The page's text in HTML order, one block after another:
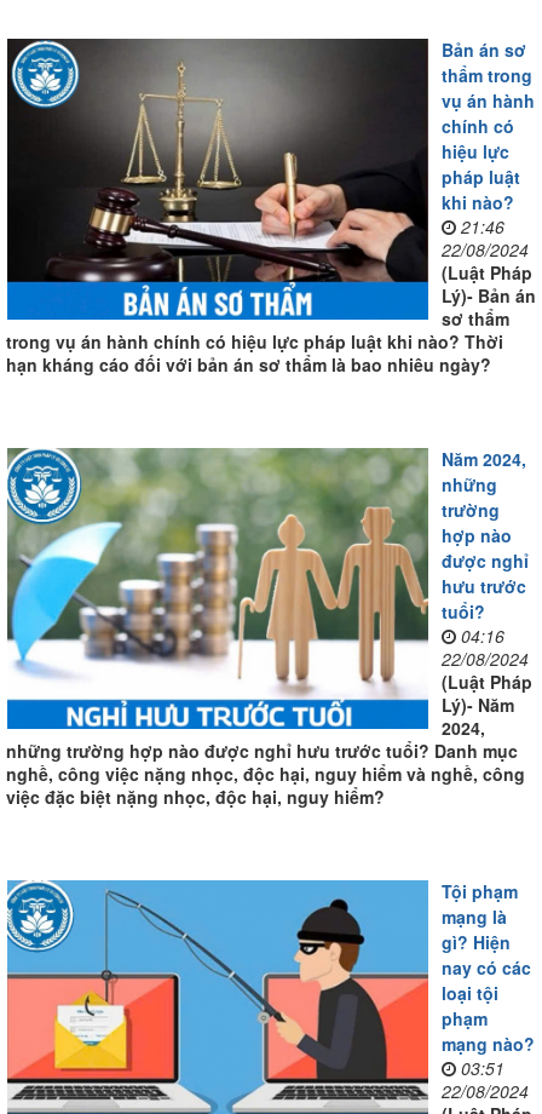
Bản án sơ
thẩm trong
vụ án hành
chính có
hiệu lực
pháp luật
khi nào?
21:46
22/08/2024
(Luật Pháp
Lý)- Bản án
sơ thẩm
trong vụ án hành chính có hiệu lực pháp luật khi nào? Thời
hạn kháng cáo đối với bản án sơ thẩm là bao nhiêu ngày?
Năm 2024,
những
trường
hợp nào
được nghỉ
hưu trước
tuổi?
04:16
22/08/2024
(Luật Pháp
Lý)- Năm
2024,
những trường hợp nào được nghỉ hưu trước tuổi? Danh mục
nghề, công việc nặng nhọc, độc hại, nguy hiểm và nghề, công
việc đặc biệt nặng nhọc, độc hại, nguy hiểm?
Tội phạm
mạng là
gì? Hiện
nay có các
loại tội
phạm
mạng nào?
03:51
22/08/2024